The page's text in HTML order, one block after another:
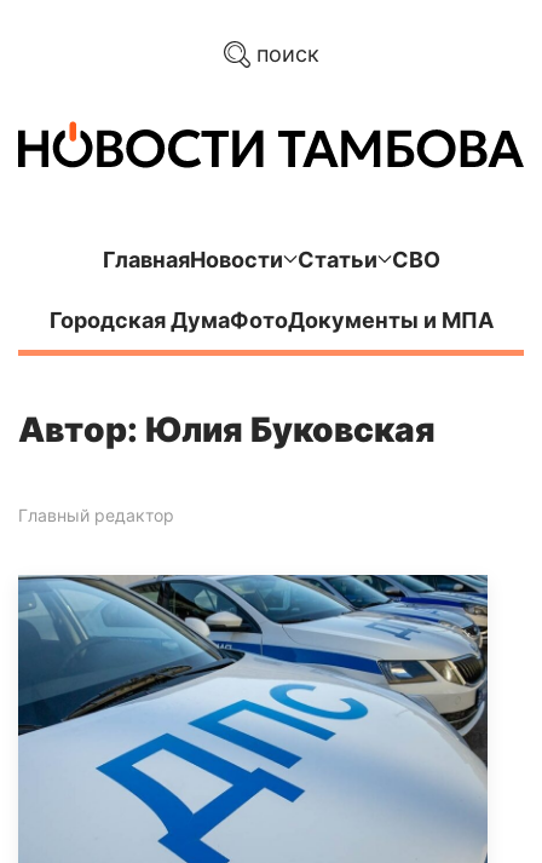
поиск
ГлавнаяНовости Статьи СВО
Городская ДумаФотоДокументы и МПА
Автор: Юлия Буковская
Главный редактор